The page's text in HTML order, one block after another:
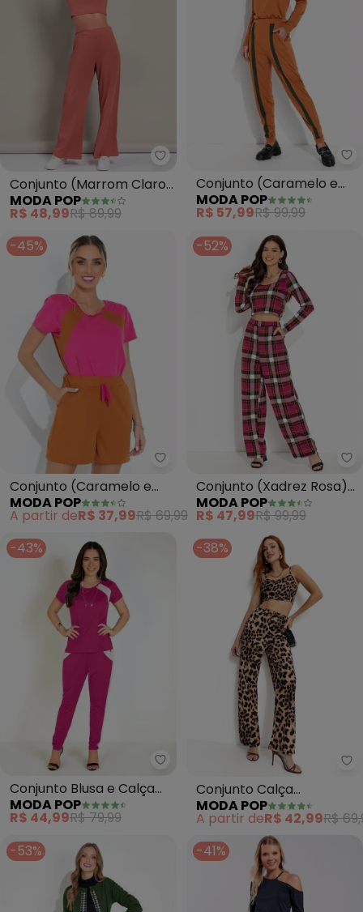
Moda Pop - Conjunto (Marrom
Conjunto (Marrom Claro)
em Canelado
MODA POP
R$ 48,99R$ 89,99
Conjunto (Caramelo e
Verde) com Recortes e
Capuz
MODA POP
R$ 57,99R$ 99,99
-45%
Moda Pop - Conjunto
Conjunto (Caramelo e
Pink) Blusa e Short
MODA POP
A partir deR$ 37,99R$ 69,99
-52%
Conjunto (Xadrez Rosa)
com Cropped e Calça
MODA POP
R$ 47,99R$ 99,99
-43%
Moda Pop - Conjunto Blusa e
Conjunto Blusa e Calça
(Pink e Off White)
MODA POP
R$ 44,99R$ 79,99
-38%
Conjunto Calça
Pantalona (Onça
Marrom)
MODA POP
A partir deR$ 42,99R$
-53%
-41%